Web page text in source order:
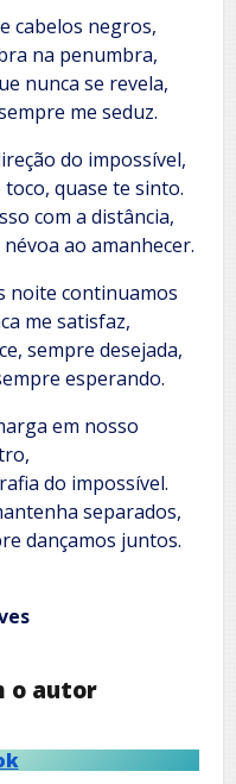
cabelos negros,
na penumbra,
nunca se revela,
me seduz.
do impossível,
quase te sinto.
com a distância,
ao amanhecer.
noite continuamos
me satisfaz,
sempre desejada,
esperando.
em nosso
do impossível.
separados,
dançamos juntos.
o autor